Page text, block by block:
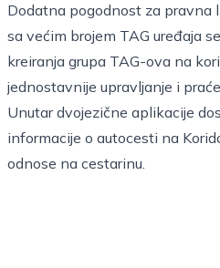
Dodatna pogodnost za pravna
sa većim brojem TAG uređaja
kreiranja grupa TAG-ova na
jednostavnije upravljanje i
Unutar dvojezične aplikacije
informacije o autocesti na
odnose na cestarinu.